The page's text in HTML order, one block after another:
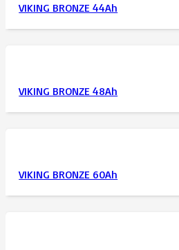
VIKING BRONZE 44Ah
VIKING BRONZE 48Ah
VIKING BRONZE 60Ah